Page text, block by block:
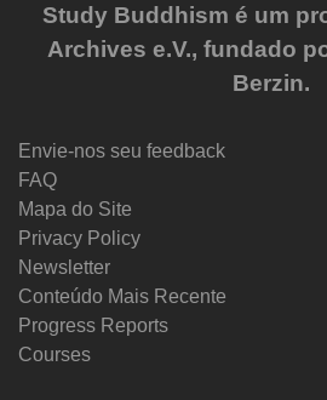
Study Buddhism é um
Archives e.V., fundado
Berzin.
Envie-nos seu feedback
FAQ
Mapa do Site
Privacy Policy
Newsletter
Conteúdo Mais Recente
Progress Reports
Courses